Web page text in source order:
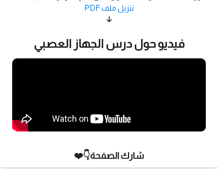
تنزيل ملف PDF
فيديو حول درس الجهاز العصبي
شارك الصفحة👇❤️